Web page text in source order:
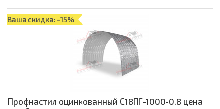
Ваша скидка: -15%
Профнастил оцинкованный С18ПГ-1000-0.8 цена